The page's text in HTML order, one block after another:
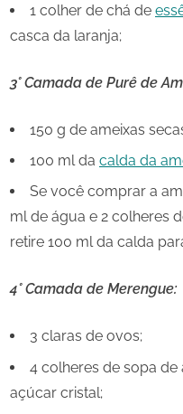
1 colher de chá de
casca da laranja;
3° Camada de Purê de
150 g de ameixas
100 ml da calda da
Se você comprar a
ml de água e 2 colheres
retire 100 ml da calda
4° Camada de Merengue:
3 claras de ovos;
4 colheres de sopa
açúcar cristal;